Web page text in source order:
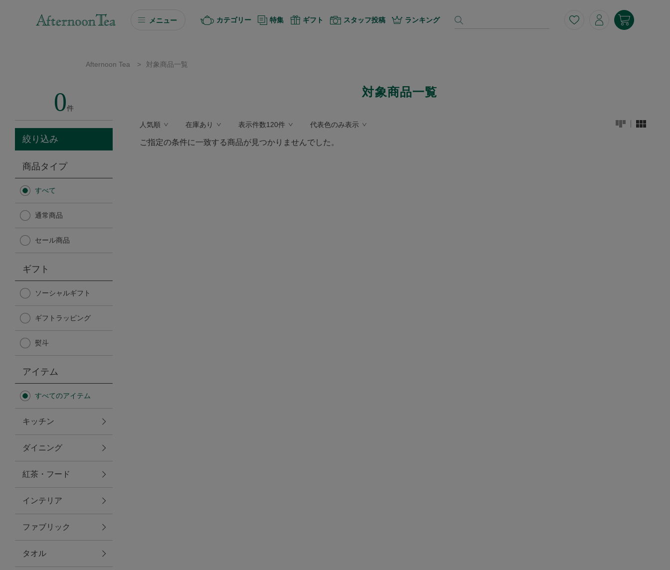
メニュー
ソーシャルギフト
カタログギフト
Afternoon Tea TEAROOM
Afternoon Tea TEAROOM
日傘
保冷バッグ
無重力シリーズ
トラベルグッズ
ランチ
バッグ
キッチン・ダイニング
カテゴリー 特集 ギフト スタッフ投稿 ランキング
Afternoon Tea > 対象商品一覧
0件
絞り込み
商品タイプ
すべて
通常商品
セール商品
ギフト
ソーシャルギフト
ギフトラッピング
熨斗
アイテム
すべてのアイテム
キッチン
ダイニング
紅茶・フード
インテリア
ファブリック
タオル
対象商品一覧
人気順 在庫あり 表示件数120件 代表色のみ表示
ご指定の条件に一致する商品が見つかりませんでした。